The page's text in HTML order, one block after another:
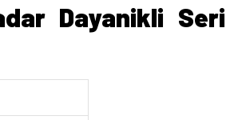
Dayanikli Seri